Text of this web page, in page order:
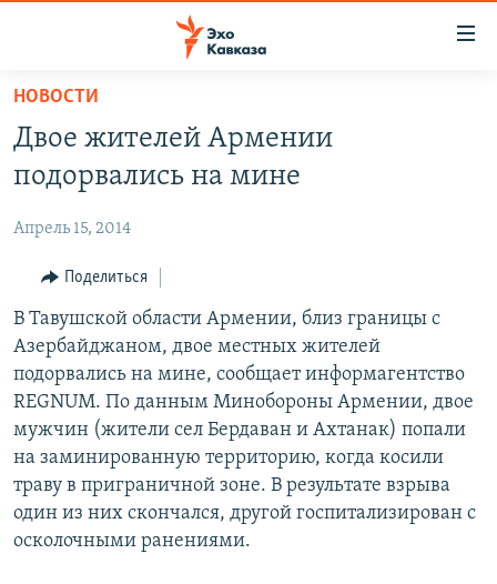
Вернуться
основному
содержанию
Вернутся
навигации
Вернутся
поиску
ТБИЛИСИ
СУХУМИ
ЦХИНВАЛИ
ВЕСЬ КАВКАЗ
СЕВЕРНЫЙ КАВКАЗ
АРМЕНИЯ
АЗЕРБАЙДЖАН
ТЕМЫ
ПОЛИТИКА
ЭКОНОМИКА
ОБЩЕСТВО
КУЛЬТУРА
СПОРТ
РУБРИКИ
НЕКРУГЛЫЙ СТОЛ
ГОСТЬ НЕДЕЛИ
ПОЗИЦИЯ
БЛОГИ
МУЛЬТИМЕДИА
ВИДЕО
ФОТО
АУДИО
ПОДКАСТЫ
АРХИВ РАДИОПРОГРАММЫ
ПРИСОЕДИНЯЙТЕСЬ!
НОВОСТИ
Двое жителей Армении
подорвались на мине
Апрель 15, 2014
Поделиться
В Тавушской области Армении, близ границы с
Азербайджаном, двое местных жителей
подорвались на мине, сообщает информагентство
REGNUM. По данным Минобороны Армении, двое
мужчин (жители сел Бердаван и Ахтанак) попали
на заминированную территорию, когда косили
траву в приграничной зоне. В результате взрыва
один из них скончался, другой госпитализирован с
осколочными ранениями.